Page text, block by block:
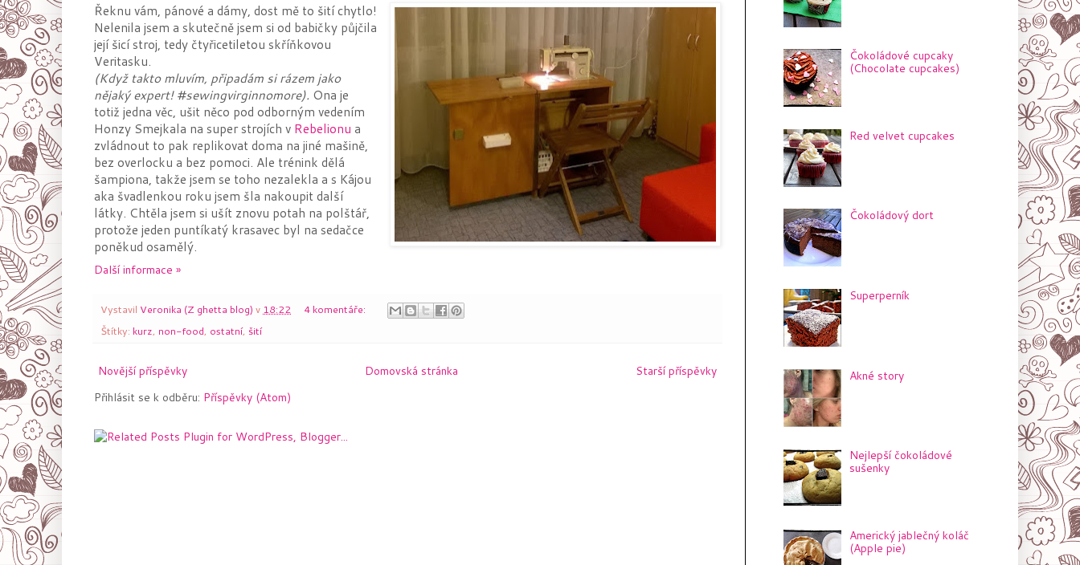
Řeknu vám, pánové a dámy, dost mě to šití chytlo!
Nelenila jsem a skutečně jsem si od babičky půjčila
její šicí stroj, tedy čtyřicetiletou skříňkovou
Veritasku.
(Když takto mluvím, připadám si rázem jako
nějaký expert! #sewingvirginnomore). Ona je
totiž jedna věc, ušit něco pod odborným vedením
Honzy Smejkala na super strojích v Rebelionu a
zvládnout to pak replikovat doma na jiné mašině,
bez overlocku a bez pomoci. Ale trénink dělá
šampiona, takže jsem se toho nezalekla a s Kájou
aka švadlenkou roku jsem šla nakoupit další
látky. Chtěla jsem si ušít znovu potah na polštář,
protože jeden puntíkatý krasavec byl na sedačce
poněkud osamělý.
Další informace »
Vystavil Veronika (Z ghetta blog) v 18:22
4 komentáře:
Štítky: kurz, non-food, ostatní, šití
Novější příspěvky Starší příspěvky
Domovská stránka
Přihlásit se k odběru: Příspěvky (Atom)
Čokoládové cupcaky
(Chocolate cupcakes)
Red velvet cupcakes
Čokoládový dort
Superperník
Akné story
Nejlepší čokoládové
sušenky
Americký jablečný koláč
(Apple pie)